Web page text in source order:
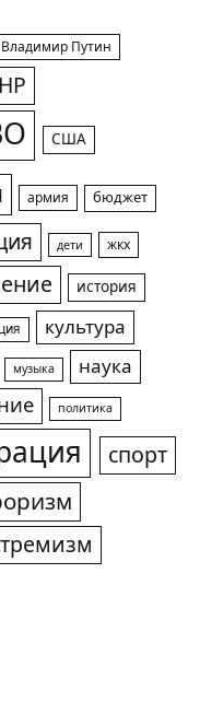
Владимир Путин
США
армия бюджет
дети жкх
история
культура
музыка
наука
политика
спорт